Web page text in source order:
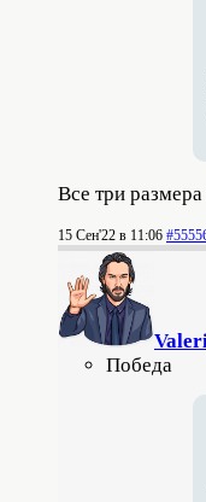
Все три
15 Сен'22 в 11:06
Победа